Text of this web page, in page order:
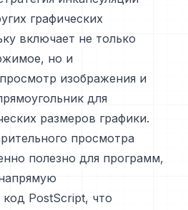
графических
включает не только
но и
изображения и
для
размеров графики.
просмотра
полезно для программ,
PostScript, что